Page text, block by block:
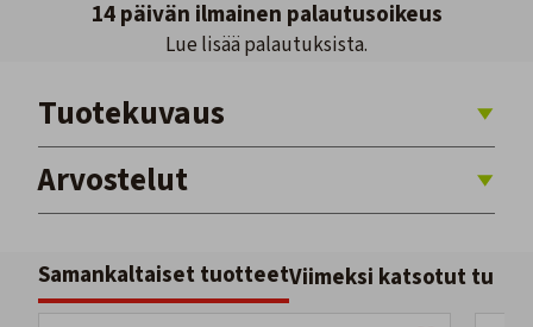
14 päivän ilmainen palautusoikeus
Lue lisää palautuksista.
Tuotekuvaus
Arvostelut
Samankaltaiset tuotteetViimeksi katsotut